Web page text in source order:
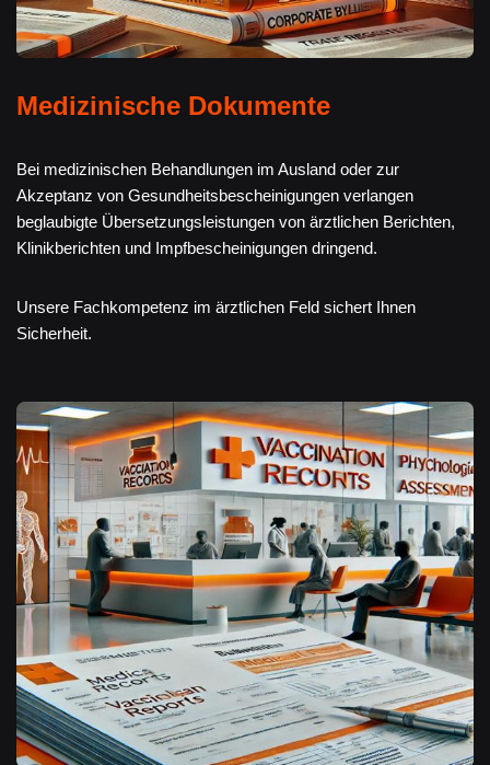
Medizinische Dokumente
Bei medizinischen Behandlungen im Ausland oder zur
Akzeptanz von Gesundheitsbescheinigungen verlangen
beglaubigte Übersetzungsleistungen von ärztlichen Berichten,
Klinikberichten und Impfbescheinigungen dringend.
Unsere Fachkompetenz im ärztlichen Feld sichert Ihnen
Sicherheit.